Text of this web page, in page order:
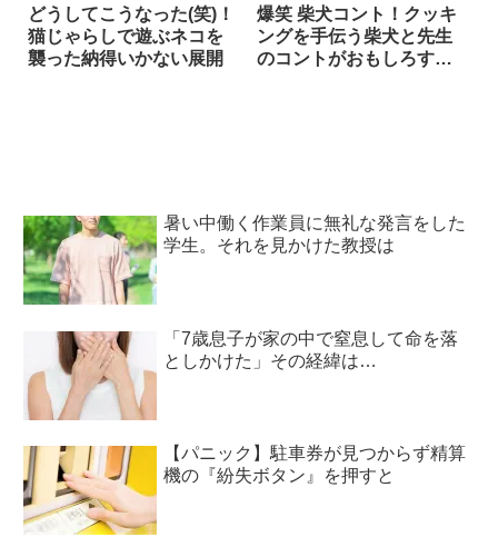
どうしてこうなった(笑)！
猫じゃらしで遊ぶネコを
襲った納得いかない展開
爆笑 柴犬コント！クッキ
ングを手伝う柴犬と先生
のコントがおもしろすぎ
暑い中働く作業員に無礼な発言をした
学生。それを見かけた教授は
「7歳息子が家の中で窒息して命を落
としかけた」その経緯は…
【パニック】駐車券が見つからず精算
機の『紛失ボタン』を押すと